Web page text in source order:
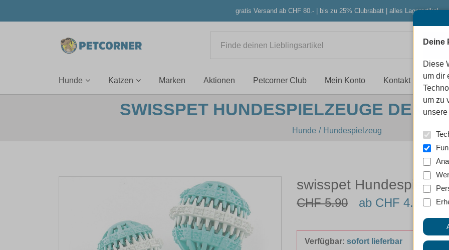
gratis Versand ab CHF 80.- | bis zu 25% Clubrabatt | alles Lagerartikel
Hunde Katzen Marken Aktionen Petcorner Club Mein Konto Kontakt
SWISSPET HUNDESPIELZEUGE
Hunde Hundespielzeug
swisspet
CHF 5.90 ab CHF 4.60
Verfügbar: sofort lieferbar
Deine
Diese
um dir
um zu